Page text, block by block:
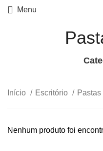
Menu
Início Escritório
Nenhum produto foi